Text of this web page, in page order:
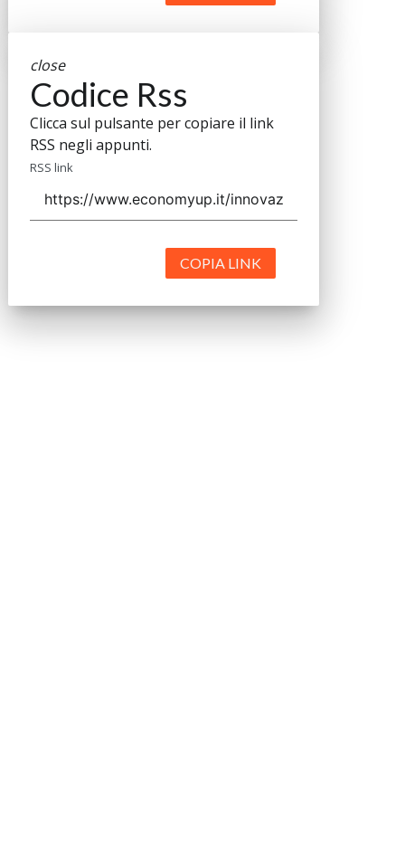
close
Codice Rss
Clicca sul pulsante per copiare il link
RSS negli appunti.
RSS link
COPIA LINK